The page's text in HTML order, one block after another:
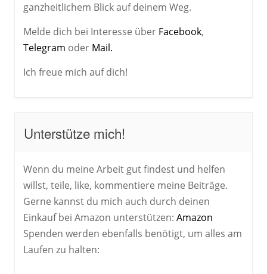
ganzheitlichem Blick auf deinem Weg.
Melde dich bei Interesse über Facebook,
Telegram oder Mail.
Ich freue mich auf dich!
Unterstütze mich!
Wenn du meine Arbeit gut findest und helfen
willst, teile, like, kommentiere meine Beiträge.
Gerne kannst du mich auch durch deinen
Einkauf bei Amazon unterstützen: Amazon
Spenden werden ebenfalls benötigt, um alles am
Laufen zu halten: